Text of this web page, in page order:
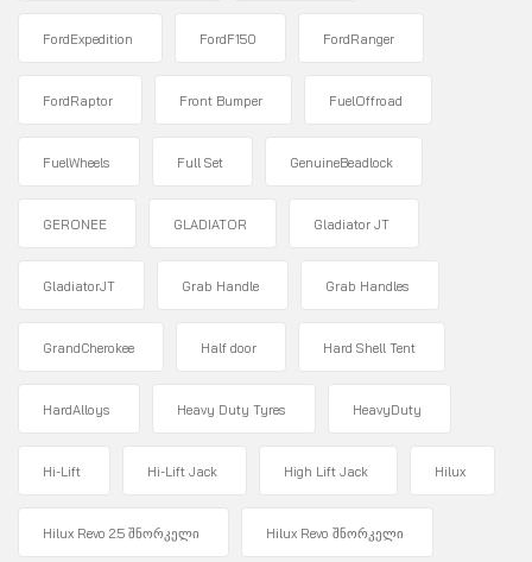
FordExpedition FordF150 FordRanger
FordRaptor Front Bumper FuelOffroad
FuelWheels Full Set GenuineBeadlock
GERONEE GLADIATOR Gladiator JT
GladiatorJT Grab Handle Grab Handles
GrandCherokee Half door Hard Shell Tent
HardAlloys Heavy Duty Tyres HeavyDuty
Hi-Lift Hi-Lift Jack High Lift Jack Hilux
Hilux Revo 2.5 შნორკელი Hilux Revo შნორკელი